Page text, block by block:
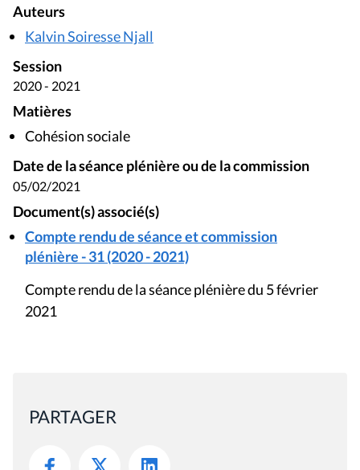
Auteurs
Kalvin Soiresse Njall
Session
2020 - 2021
Matières
Cohésion sociale
Date de la séance plénière ou de la commission
05/02/2021
Document(s) associé(s)
Compte rendu de séance et commission
plénière - 31 (2020 - 2021)
Compte rendu de la séance plénière du 5 février
2021
PARTAGER